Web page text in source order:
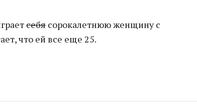
себясорокалетнюю женщину с
что ей все еще 25.